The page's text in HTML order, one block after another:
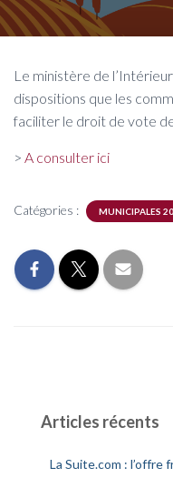
Le ministère de
dispositions que les
faciliter le droit de vote
> A consulter ici
Catégories : MUNICIPALES
Articles récents
La Suite.com : l’offre